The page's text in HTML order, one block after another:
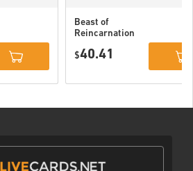
Beast of
Reincarnation
$40.41